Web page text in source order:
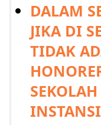
DALAM
JIKA DI
TIDAK